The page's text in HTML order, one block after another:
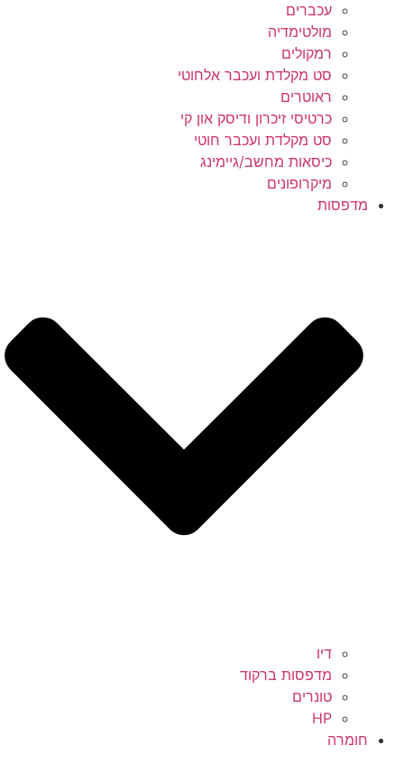
עכברים
מולטימדיה
רמקולים
סט מקלדת ועכבר אלחוטי
ראוטרים
כרטיסי זיכרון ודיסק און קי
סט מקלדת ועכבר חוטי
כיסאות מחשב/גיימינג
מיקרופונים
מדפסות
דיו
מדפסות ברקוד
טונרים
HP
חומרה